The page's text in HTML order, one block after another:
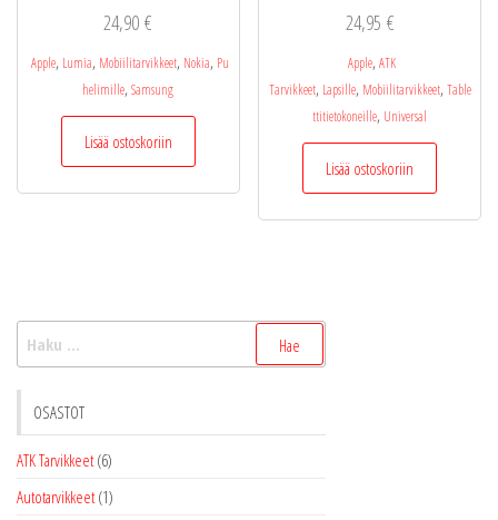
24,90€
Apple, Lumia, Mobiilitarvikkeet, Nokia, Pu
helimille, Samsung
Lisää ostoskoriin
24,95 €
Apple, ATK
Tarvikkeet, Lapsille, Mobiilitarvikkeet, Table
ttitietokoneille, Universal
Lisää ostoskoriin
OSASTOT
ATK Tarvikkeet (6)
Autotarvikkeet (1)